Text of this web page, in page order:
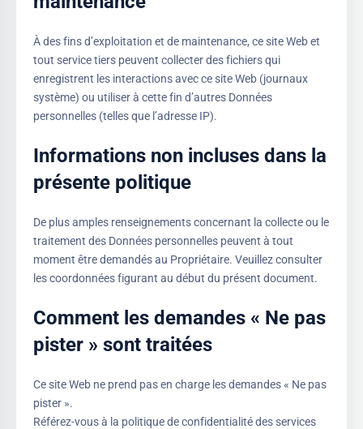
À des fins d’exploitation et de maintenance, ce site Web et
tout service tiers peuvent collecter des fichiers qui
enregistrent les interactions avec ce site Web (journaux
système) ou utiliser à cette fin d’autres Données
personnelles (telles que l’adresse IP).
Informations non incluses dans la
présente politique
De plus amples renseignements concernant la collecte ou le
traitement des Données personnelles peuvent à tout
moment être demandés au Propriétaire. Veuillez consulter
les coordonnées figurant au début du présent document.
Comment les demandes « Ne pas
pister » sont traitées
Ce site Web ne prend pas en charge les demandes « Ne pas
pister ».
Référez-vous à la politique de confidentialité des services